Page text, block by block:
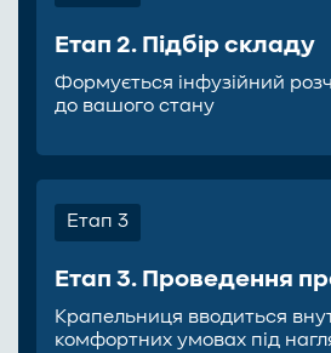
Етап 2. Підбір складу
Формується інфузійний розчин відповідно
до вашого стану
Етап 3
Етап 3. Проведення
Крапельниця вводиться внутрішньовенно у
комфортних умовах під